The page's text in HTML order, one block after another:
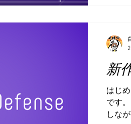
新
はじ
です
しな